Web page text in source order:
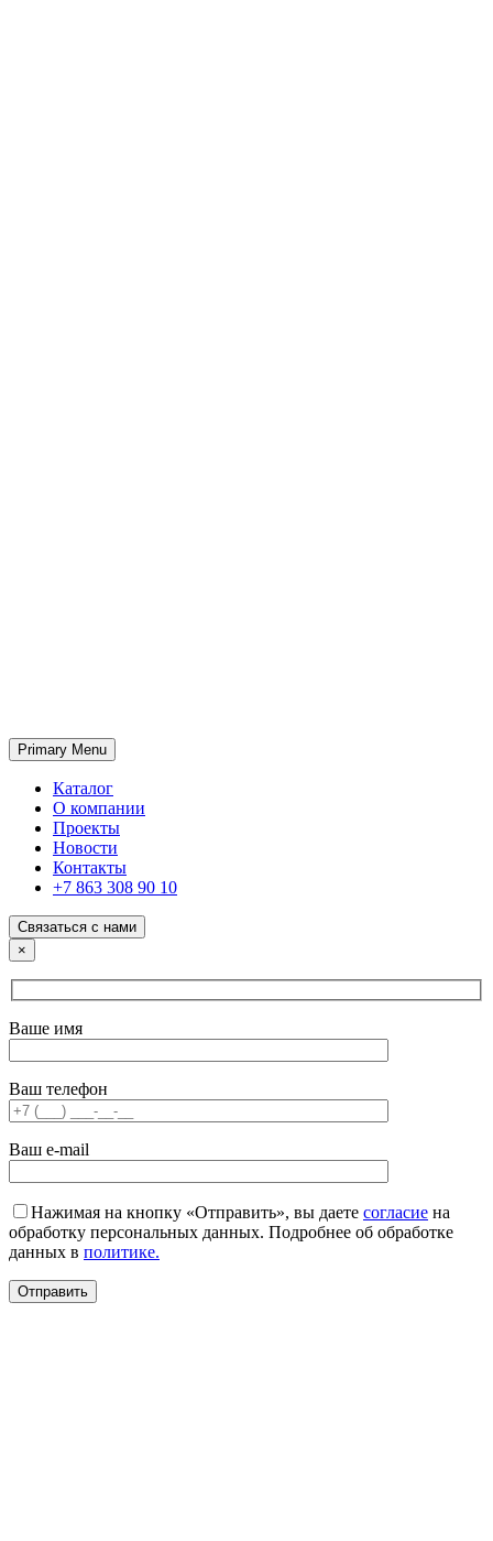
ГК «SABONE»
Оптовые поставки отделочных материалов и оборудования
Primary Menu
Каталог
О компании
Проекты
Новости
Контакты
+7 863 308 90 10
Связаться с нами
×
Ваше имя
Ваш телефон
Ваш e-mail
Нажимая на кнопку «Отправить», вы даете согласие на
обработку персональных данных. Подробнее об обработке
данных в политике.